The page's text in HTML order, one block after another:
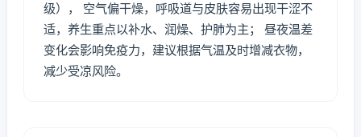
级）， 空气偏干燥，呼吸道与皮肤容易出现干涩不
适，养生重点以补水、润燥、护肺为主； 昼夜温差
变化会影响免疫力，建议根据气温及时增减衣物，
减少受凉风险。